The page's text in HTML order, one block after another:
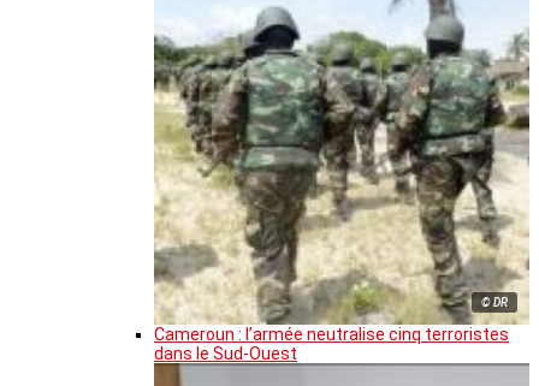
© DR
Cameroun : l’armée neutralise cinq terroristes
dans le Sud-Ouest